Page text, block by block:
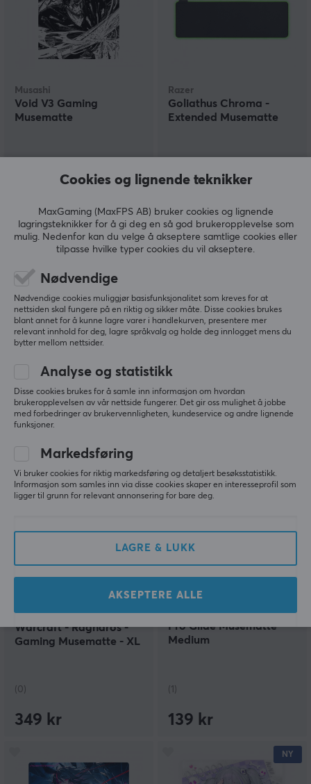
Musashi
Void V3 Gaming
Musematte
Razer
Goliathus Chroma -
Extended Musematte
SPAR 13%
Musematte - FX Zero -
XSOFT - XXL - Daidai
Orange
(23)
699 kr (799 kr)
Large - Counter-Strike 2
Ed.
Blizzard - World of
Warcraft - Ragnaros -
Gaming Musematte - XL
(0)
349 kr
Razer
Pro Glide Musematte
Medium
(1)
139 kr
NY
Cookies og lignende teknikker
MaxGaming (MaxFPS AB) bruker cookies og lignende
lagringsteknikker for å gi deg en så god brukeropplevelse som
mulig. Nedenfor kan du velge å akseptere samtlige cookies eller
tilpasse hvilke typer cookies du vil akseptere.
Nødvendige
Nødvendige cookies muliggjør basisfunksjonalitet som kreves for at
nettsiden skal fungere på en riktig og sikker måte. Disse cookies brukes
blant annet for å kunne lagre varer i handlekurven, presentere mer
relevant innhold for deg, lagre språkvalg og holde deg innlogget mens du
bytter mellom nettsider.
Analyse og statistikk
Disse cookies brukes for å samle inn informasjon om hvordan
brukeropplevelsen av vår nettside fungerer. Det gir oss mulighet å jobbe
med forbedringer av brukervennligheten, kundeservice og andre lignende
funksjoner.
Markedsføring
Vi bruker cookies for riktig markedsføring og detaljert besøksstatistikk.
Informasjon som samles inn via disse cookies skaper en interesseprofil som
ligger til grunn for relevant annonsering for bare deg.
LAGRE & LUKK
AKSEPTERE ALLE